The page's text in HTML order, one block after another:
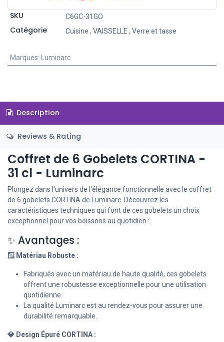
SKU C6GC-31GO
Catégorie Cuisine , VAISSELLE , Verre et tasse
Marques: Luminarc
Description
Reviews & Rating
Coffret de 6 Gobelets CORTINA -
31 cl - Luminarc
Plongez dans l'univers de l'élégance fonctionnelle avec le coffret
de 6 gobelets CORTINA de Luminarc. Découvrez les
caractéristiques techniques qui font de ces gobelets un choix
exceptionnel pour vos boissons au quotidien :
✨ Avantages :
🪟 Matériau Robuste :
Fabriqués avec un matériau de haute qualité, ces gobelets
offrent une robustesse exceptionnelle pour une utilisation
quotidienne.
La qualité Luminarc est au rendez-vous pour assurer une
durabilité remarquable.
💎 Design Épuré CORTINA :